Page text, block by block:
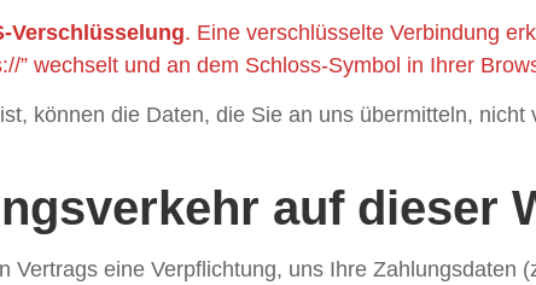
Verschlüsselung. Eine verschlüsselte Verbindung
” wechselt und an dem Schloss-Symbol in Ihrer
können die Daten, die Sie an uns übermitteln, nicht
auf dieser
Vertrags eine Verpflichtung, uns Ihre Zahlungsdaten